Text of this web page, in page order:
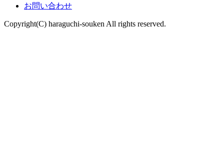
お問い合わせ
Copyright(C) haraguchi-souken All rights reserved.